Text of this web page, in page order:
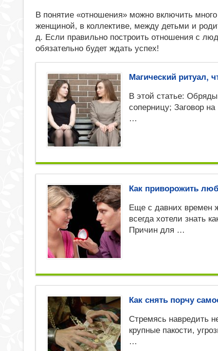
В понятие «отношения» можно включить
женщиной, в коллективе, между детьми и
д. Если правильно построить отношения с
обязательно будет ждать успех!
Магический ритуал,
В этой статье:
соперницу; Заговор
…
Как приворожить
Еще с давних времен
всегда хотели знать
Причин для …
Как снять порчу
Стремясь навредить
крупные пакости,
…